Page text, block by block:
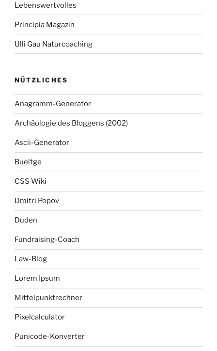
Lebenswertvolles
Principia Magazin
Ulli Gau Naturcoaching
NÜTZLICHES
Anagramm-Generator
Archäologie des Bloggens (2002)
Ascii-Generator
Bueltge
CSS Wiki
Dmitri Popov
Duden
Fundraising-Coach
Law-Blog
Lorem Ipsum
Mittelpunktrechner
Pixelcalculator
Punicode-Konverter